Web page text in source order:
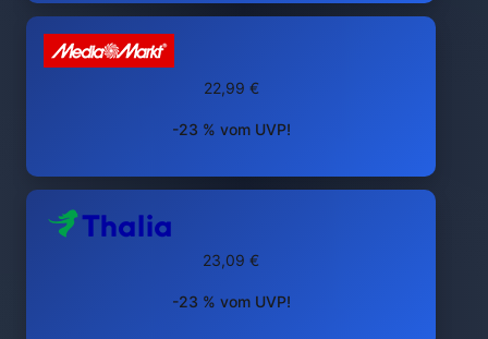
22,99 €
-23 % vom UVP!
23,09 €
-23 % vom UVP!